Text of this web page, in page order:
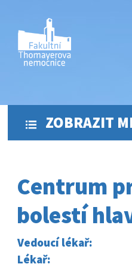
ZOBRAZIT
Centrum
bolestí
Vedoucí lékař:
Lékař: